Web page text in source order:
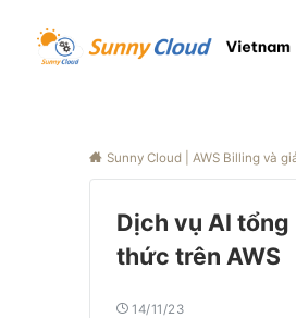
Sunny Cloud | AWS Billing và
Dịch vụ AI
thức trên AWS
14/11/23